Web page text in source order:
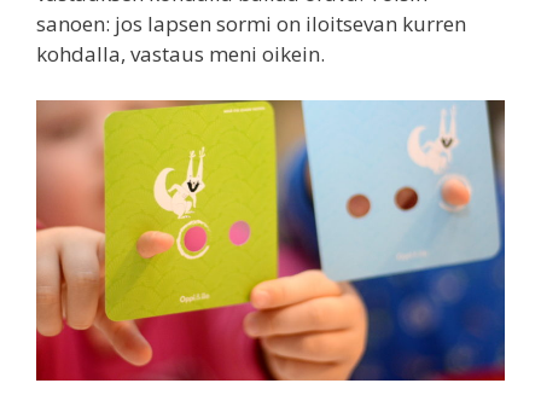
sanoen: jos lapsen sormi on iloitsevan kurren
kohdalla, vastaus meni oikein.